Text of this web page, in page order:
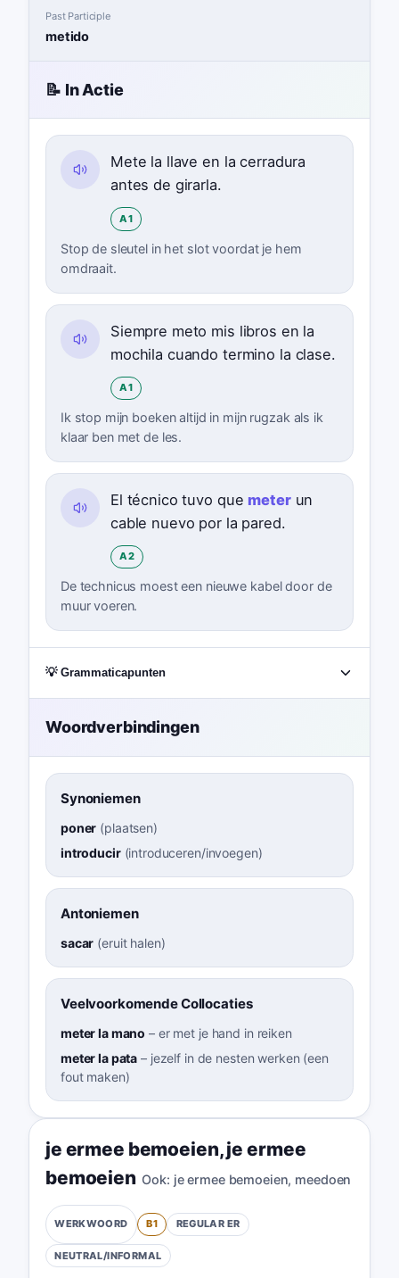
Past Participle
metido
📝 In Actie
Mete la llave en la cerradura
antes de girarla.
A1
Stop de sleutel in het slot voordat je hem
omdraait.
Siempre meto mis libros en la
mochila cuando termino la clase.
A1
Ik stop mijn boeken altijd in mijn rugzak als ik
klaar ben met de les.
El técnico tuvo que meterun
cable nuevo por la pared.
A2
De technicus moest een nieuwe kabel door de
muur voeren.
💡 Grammaticapunten
Woordverbindingen
Synoniemen
poner (plaatsen)
introducir(introduceren/invoegen)
Antoniemen
sacar (eruit halen)
Veelvoorkomende Collocaties
meter la mano – er met je hand in reiken
meter la pata – jezelf in de nesten werken (een
fout maken)
je ermee bemoeien,je ermee
bemoeien Ook: je ermee bemoeien, meedoen
WERKWOORD B1 REGULAR ER
NEUTRAL/INFORMAL